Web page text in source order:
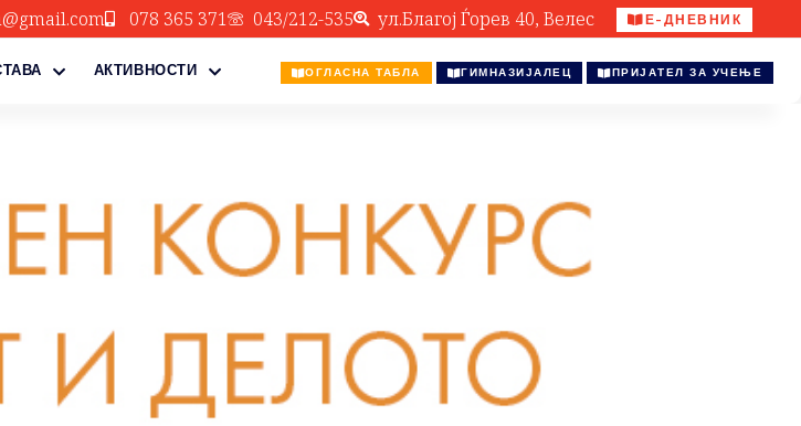
078 365 371 043/212-535 ул.Благој Ѓорев 40, Велес Е-ДНЕВНИК
АКТИВНОСТИ ОГЛАСНА ТАБЛА ГИМНАЗИЈАЛЕЦ ПРИЈАТЕЛ ЗА УЧЕЊЕ